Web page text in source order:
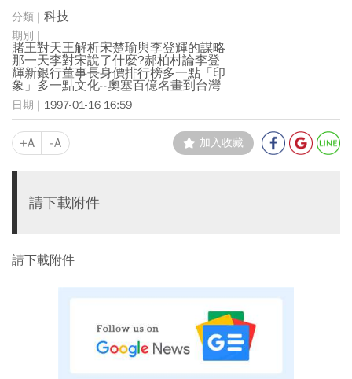
科技
賭王對天王解析宋楚瑜與李登輝的謀略
那一天李對宋說了什麼?郝柏村論李登
輝新銀行董事長身價排行榜多一點「印
象」多一點文化--奧塞百億名畫到台灣
1997-01-16 16:59
+A -A 加入收藏
請下載附件
請下載附件